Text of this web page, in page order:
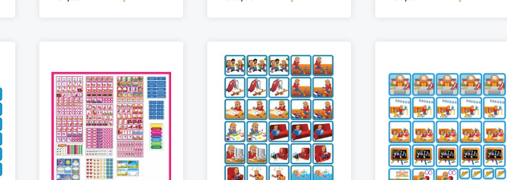
beschrijfbaar.